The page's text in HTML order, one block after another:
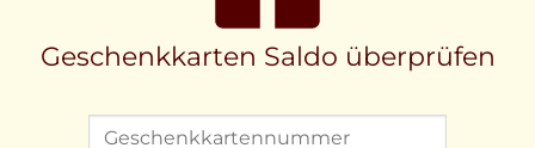
Geschenkkarten Saldo überprüfen